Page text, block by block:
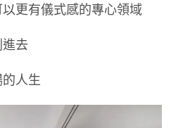
更有儀式感的專心領域
去
人生